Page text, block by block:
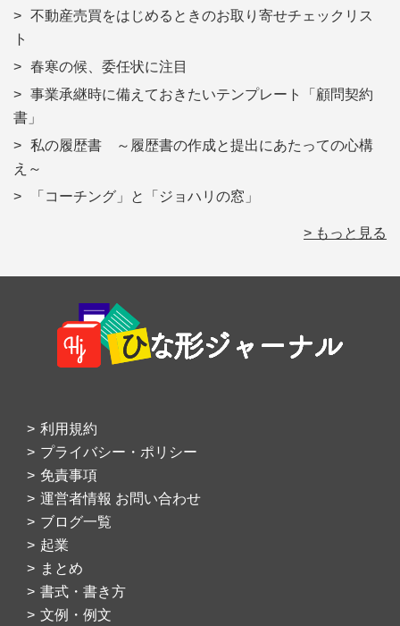
不動産売買をはじめるときのお取り寄せチェックリス
ト
春寒の候、委任状に注目
事業承継時に備えておきたいテンプレート「顧問契約
書」
私の履歴書 ～履歴書の作成と提出にあたっての心構
え～
「コーチング」と「ジョハリの窓」
> もっと見る
Footer
利用規約
プライバシー・ポリシー
免責事項
運営者情報 お問い合わせ
ブログ一覧
起業
まとめ
書式・書き方
文例・例文